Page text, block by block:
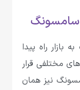
راه پیدا
مختلفی قرار
نیز همان